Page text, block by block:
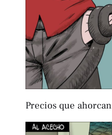
Precios que ahorcan